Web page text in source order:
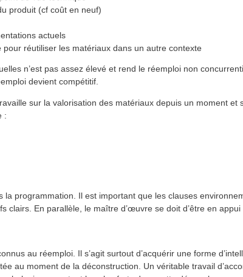
produit (cf coût en neuf)
actuels
pour réutiliser les matériaux dans un autre contexte
n’est pas assez élevé et rend le réemploi non
devient compétitif.
sur la valorisation des matériaux depuis un moment et
:
la programmation. Il est important que les clauses
clairs. En parallèle, le maître d’œuvre se doit d’être en
au réemploi. Il s’agit surtout d’acquérir une forme
au moment de la déconstruction. Un véritable travail